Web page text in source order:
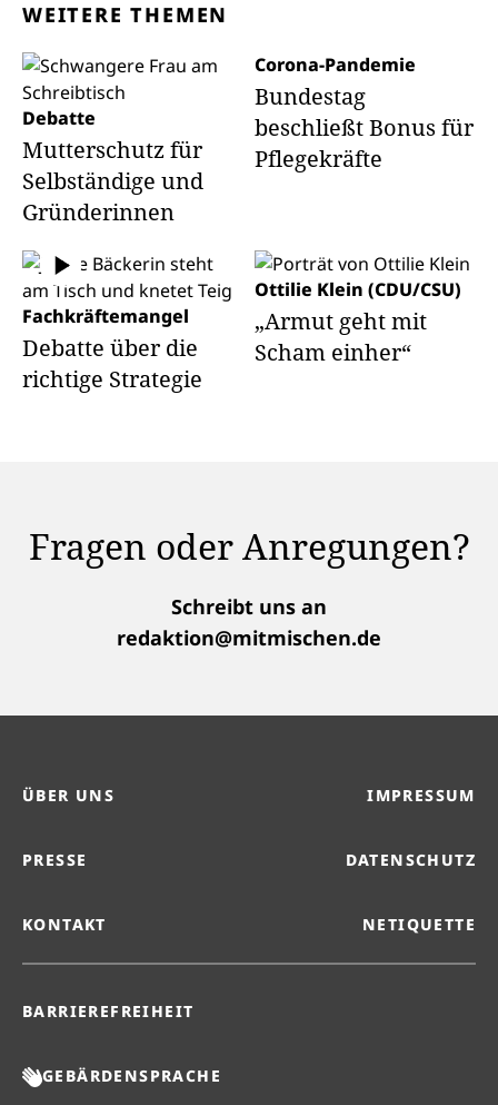
WEITERE THEMEN
Debatte
Mutterschutz für
Selbständige und
Gründerinnen
Corona-Pandemie
Bundestag
beschließt Bonus für
Pflegekräfte
Fachkräftemangel
Debatte über die
richtige Strategie
Ottilie Klein (CDU/CSU)
„Armut geht mit
Scham einher“
Fragen oder Anregungen?
Schreibt uns an
redaktion@mitmischen.de
ÜBER UNS IMPRESSUM
PRESSE DATENSCHUTZ
KONTAKT NETIQUETTE
BARRIEREFREIHEIT
GEBÄRDENSPRACHE